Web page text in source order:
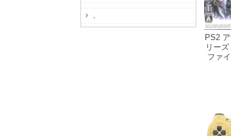
．
PS2
リー
ファ